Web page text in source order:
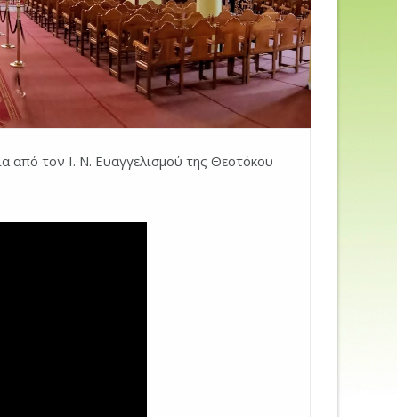
από τον Ι. Ν. Ευαγγελισμού της Θεοτόκου